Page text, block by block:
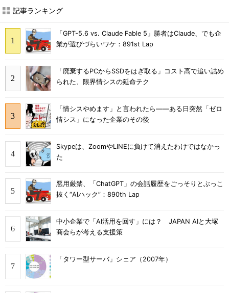
記事ランキング
「GPT-5.6 vs. Claude Fable 5」勝者はClaude、でも企
業が選びづらいワケ：891st Lap
「廃棄するPCからSSDをはぎ取る」コスト高で追い詰め
られた、限界情シスの延命テク
「情シスやめます」と言われたら――ある日突然「ゼロ
情シス」になった企業のその後
Skypeは、ZoomやLINEに負けて消えたわけではなかっ
た
悪用厳禁、「ChatGPT」の会話履歴をごっそりとぶっこ
抜く“AIハック”：890th Lap
中小企業で「AI活用を回す」には？ JAPAN AIと大塚
商会らが考える支援策
「タワー型サーバ」シェア（2007年）